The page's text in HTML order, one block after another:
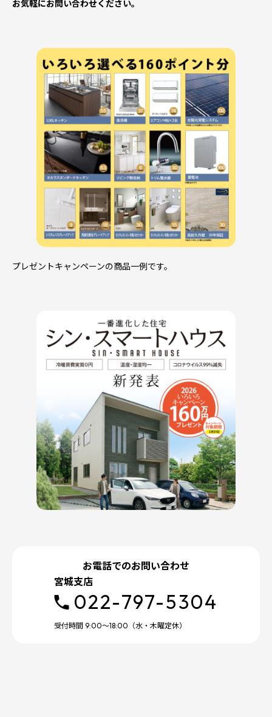
お気軽にお問い合わせください。
プレゼントキャンペーンの商品一例です。
お電話でのお問い合わせ
宮城支店
022-797-5304
受付時間 9:00～18:00（水・木曜定休）